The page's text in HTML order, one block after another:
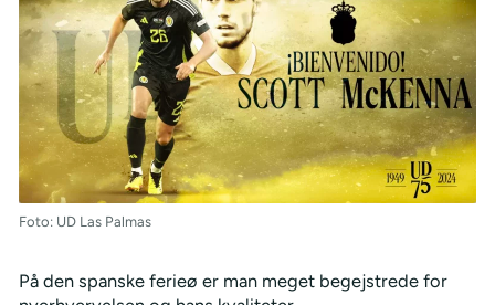
Foto: UD Las Palmas
På den spanske ferieø er man meget begejstrede for